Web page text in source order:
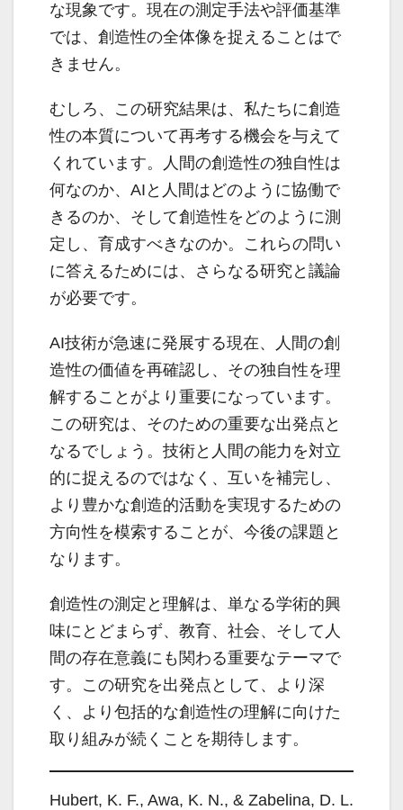
な現象です。現在の測定手法や評価基準
では、創造性の全体像を捉えることはで
きません。
むしろ、この研究結果は、私たちに創造
性の本質について再考する機会を与えて
くれています。人間の創造性の独自性は
何なのか、AIと人間はどのように協働で
きるのか、そして創造性をどのように測
定し、育成すべきなのか。これらの問い
に答えるためには、さらなる研究と議論
が必要です。
AI技術が急速に発展する現在、人間の創
造性の価値を再確認し、その独自性を理
解することがより重要になっています。
この研究は、そのための重要な出発点と
なるでしょう。技術と人間の能力を対立
的に捉えるのではなく、互いを補完し、
より豊かな創造的活動を実現するための
方向性を模索することが、今後の課題と
なります。
創造性の測定と理解は、単なる学術的興
味にとどまらず、教育、社会、そして人
間の存在意義にも関わる重要なテーマで
す。この研究を出発点として、より深
く、より包括的な創造性の理解に向けた
取り組みが続くことを期待します。
Hubert, K. F., Awa, K. N., & Zabelina, D. L.